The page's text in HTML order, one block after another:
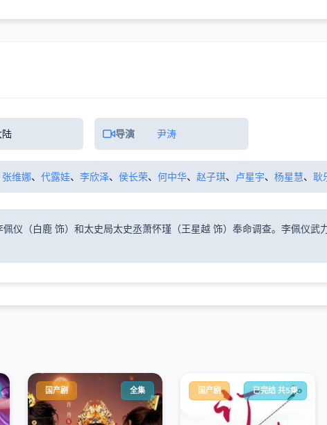
陆 导演 尹涛
张维娜、 代露娃、 李欣泽、 侯长荣、 何中华、 赵子琪、 卢星宇、 杨星慧、 耿
仪（白鹿 饰）和太史局太史丞萧怀瑾（王星越 饰）奉命调查。李佩仪
国产剧 全集 国产剧 已完结 共5集